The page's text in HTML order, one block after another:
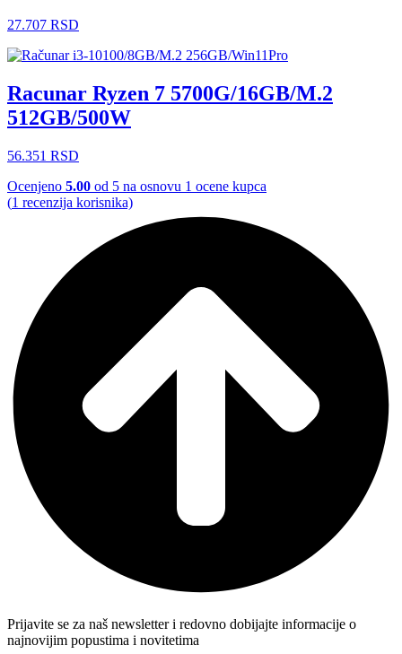
27.707 RSD
Racunar Ryzen 7 5700G/16GB/M.2
512GB/500W
56.351 RSD
Ocenjeno 5.00 od 5 na osnovu 1 ocene kupca
(1 recenzija korisnika)
Prijavite se za naš newsletter i redovno dobijajte informacije o
najnovijim popustima i novitetima